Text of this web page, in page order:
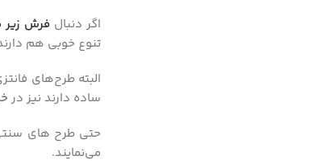
اگر دنبال فرش زیر
تنوع خوبی هم
البته طرح‌های
ساده دارند نیز در
حتی طرح های سنتی
می‌نمایند.